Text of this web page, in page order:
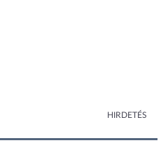
HIRDETÉS